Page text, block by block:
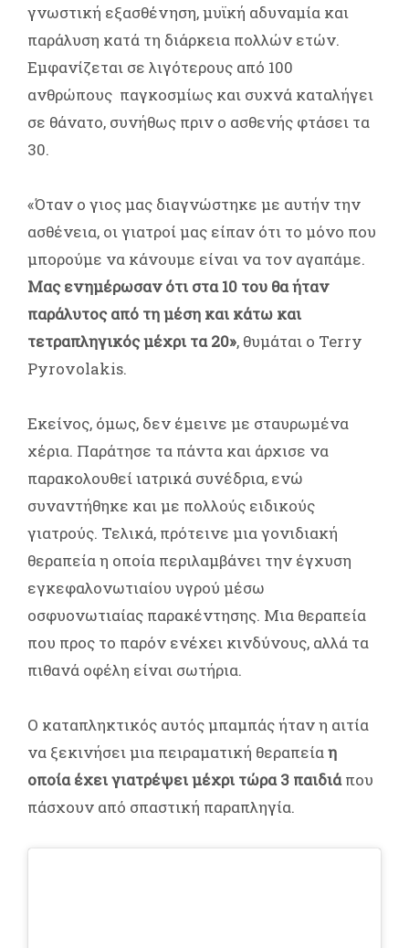
γνωστική εξασθένηση, μυϊκή αδυναμία και
παράλυση κατά τη διάρκεια πολλών ετών.
Εμφανίζεται σε λιγότερους από 100
ανθρώπους παγκοσμίως και συχνά καταλήγει
σε θάνατο, συνήθως πριν ο ασθενής φτάσει τα
30.
«Όταν ο γιος μας διαγνώστηκε με αυτήν την
ασθένεια, οι γιατροί μας είπαν ότι το μόνο που
μπορούμε να κάνουμε είναι να τον αγαπάμε.
Μας ενημέρωσαν ότι στα 10 του θα ήταν
παράλυτος από τη μέση και κάτω και
τετραπληγικός μέχρι τα 20», θυμάται ο Terry
Pyrovolakis.
Εκείνος, όμως, δεν έμεινε με σταυρωμένα
χέρια. Παράτησε τα πάντα και άρχισε να
παρακολουθεί ιατρικά συνέδρια, ενώ
συναντήθηκε και με πολλούς ειδικούς
γιατρούς. Τελικά, πρότεινε μια γονιδιακή
θεραπεία η οποία περιλαμβάνει την έγχυση
εγκεφαλονωτιαίου υγρού μέσω
οσφυονωτιαίας παρακέντησης. Μια θεραπεία
που προς το παρόν ενέχει κινδύνους, αλλά τα
πιθανά οφέλη είναι σωτήρια.
Ο καταπληκτικός αυτός μπαμπάς ήταν η αιτία
να ξεκινήσει μια πειραματική θεραπείαη
οποία έχει γιατρέψει μέχρι τώρα 3 παιδιάπου
πάσχουν από σπαστική παραπληγία.